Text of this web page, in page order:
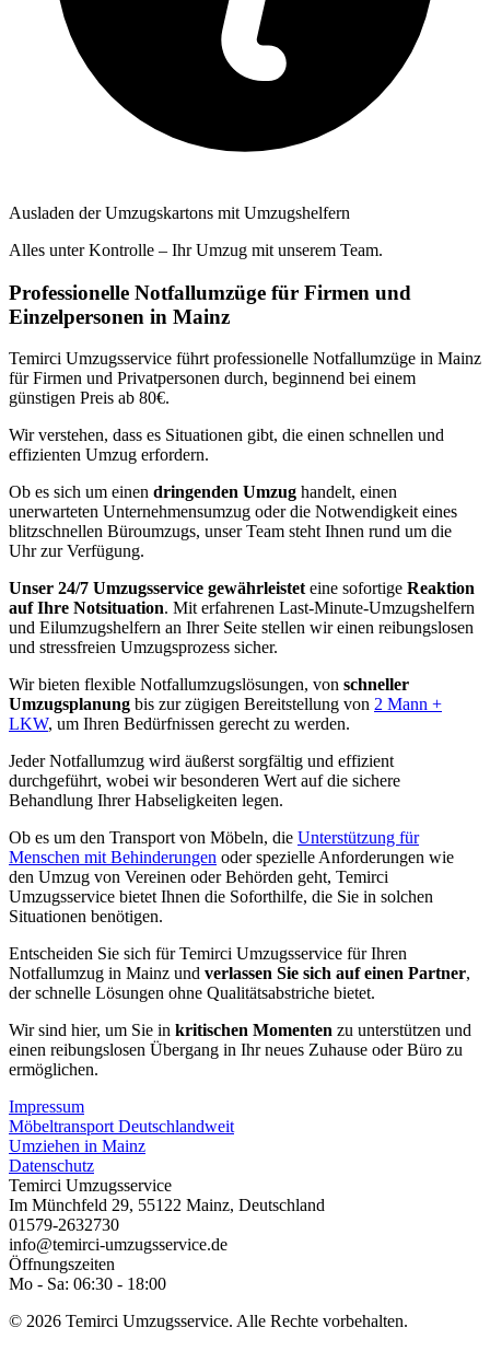
Ausladen der Umzugskartons mit Umzugshelfern
Alles unter Kontrolle – Ihr Umzug mit unserem Team.
Professionelle Notfallumzüge für Firmen und
Einzelpersonen in Mainz
Temirci Umzugsservice führt professionelle Notfallumzüge in Mainz
für Firmen und Privatpersonen durch, beginnend bei einem
günstigen Preis ab 80€.
Wir verstehen, dass es Situationen gibt, die einen schnellen und
effizienten Umzug erfordern.
Ob es sich um einen dringenden Umzug handelt, einen
unerwarteten Unternehmensumzug oder die Notwendigkeit eines
blitzschnellen Büroumzugs, unser Team steht Ihnen rund um die
Uhr zur Verfügung.
Unser 24/7 Umzugsservice gewährleistet eine sofortige Reaktion
auf Ihre Notsituation. Mit erfahrenen Last-Minute-Umzugshelfern
und Eilumzugshelfern an Ihrer Seite stellen wir einen reibungslosen
und stressfreien Umzugsprozess sicher.
Wir bieten flexible Notfallumzugslösungen, von schneller
Umzugsplanung bis zur zügigen Bereitstellung von 2 Mann +
LKW, um Ihren Bedürfnissen gerecht zu werden.
Jeder Notfallumzug wird äußerst sorgfältig und effizient
durchgeführt, wobei wir besonderen Wert auf die sichere
Behandlung Ihrer Habseligkeiten legen.
Ob es um den Transport von Möbeln, die Unterstützung für
Menschen mit Behinderungen oder spezielle Anforderungen wie
den Umzug von Vereinen oder Behörden geht, Temirci
Umzugsservice bietet Ihnen die Soforthilfe, die Sie in solchen
Situationen benötigen.
Entscheiden Sie sich für Temirci Umzugsservice für Ihren
Notfallumzug in Mainz und verlassen Sie sich auf einen Partner,
der schnelle Lösungen ohne Qualitätsabstriche bietet.
Wir sind hier, um Sie in kritischen Momenten zu unterstützen und
einen reibungslosen Übergang in Ihr neues Zuhause oder Büro zu
ermöglichen.
Impressum
Möbeltransport Deutschlandweit
Umziehen in Mainz
Datenschutz
Temirci Umzugsservice
Im Münchfeld 29, 55122 Mainz, Deutschland
01579-2632730
info@temirci-umzugsservice.de
Öffnungszeiten
Mo - Sa: 06:30 - 18:00
© 2026 Temirci Umzugsservice. Alle Rechte vorbehalten.